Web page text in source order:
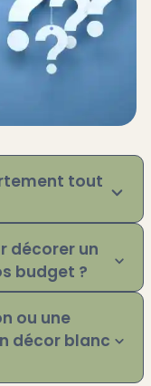
tout
décorer un
budget ?
ou une
décor blanc